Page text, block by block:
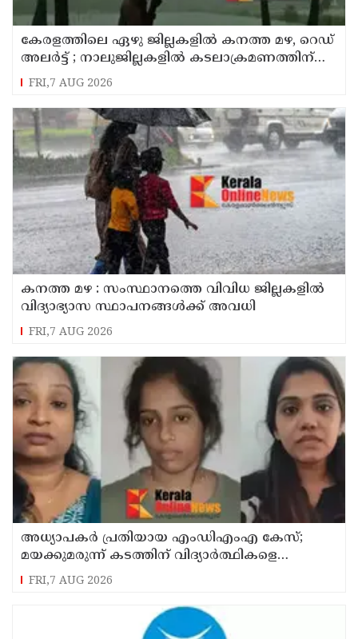
കേരളത്തിലെ ഏഴു ജില്ലകളിൽ കനത്ത മഴ, റെഡ്
അലർട്ട് ; നാലുജില്ലകളിൽ കടലാക്രമണത്തിന്
സാധ്യത
FRI,7 AUG 2026
കനത്ത മഴ : സംസ്ഥാനത്തെ വിവിധ ജില്ലകളിൽ
വിദ്യാഭ്യാസ സ്ഥാപനങ്ങൾക്ക് അവധി
FRI,7 AUG 2026
അധ്യാപകര്‍ പ്രതിയായ എംഡിഎംഎ കേസ്;
മയക്കുമരുന്ന് കടത്തിന് വിദ്യാര്‍ത്ഥികളെ
ഉപയോഗിച്ചോ എന്ന് സംശയം
FRI,7 AUG 2026